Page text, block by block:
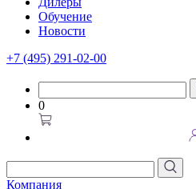
Обучение
Новости
+7 (495) 291-02-00
0
Компания